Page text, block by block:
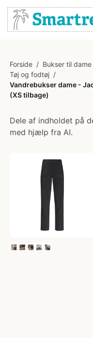
Forside / Bukser til dame
Tøj og fodtøj /
Vandrebukser dame -
(XS tilbage)
Dele af indholdet på
med hjælp fra AI.